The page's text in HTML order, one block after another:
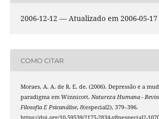
2006-12-12 — Atualizado em 2006-05-17
COMO CITAR
Moraes, A. A. de R. E. de. (2006). Depressão e a
paradigma em Winnicott. Natureza Humana -
Filosofia E Psicanálise, 8(especial2), 379–396.
https://doi.org/10.59539/2175-2834-v8nespecial2-